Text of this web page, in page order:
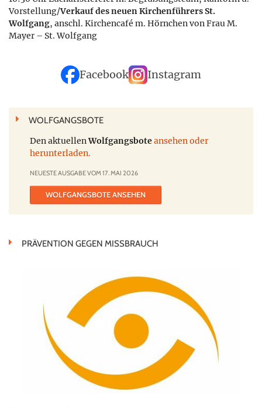
Vorstellung/Verkauf des neuen Kirchenführers St.
Wolfgang, anschl. Kirchencafé m. Hörnchen von Frau M.
Mayer – St. Wolfgang
Facebook Instagram
WOLFGANGSBOTE
Den aktuellenWolfgangsboteansehen oder
herunterladen.
NEUESTE AUSGABE VOM 17. MAI 2026
WOLFGANGSBOTE ANSEHEN
PRÄVENTION GEGEN MISSBRAUCH